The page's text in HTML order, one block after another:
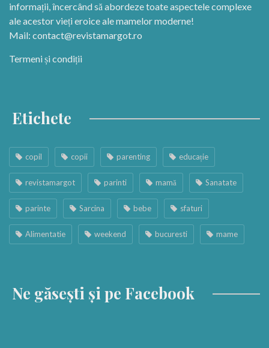
informații, încercând să abordeze toate aspectele complexe
ale acestor vieți eroice ale mamelor moderne!
Mail: contact@revistamargot.ro
Termeni și condiții
Etichete
copil copii parenting educație
revistamargot parinti mamă Sanatate
parinte Sarcina bebe sfaturi
Alimentatie weekend bucuresti mame
Ne găsești și pe Facebook